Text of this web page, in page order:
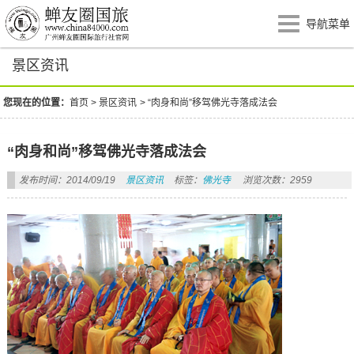
导航菜单
景区资讯
您现在的位置：首页 >景区资讯 >“肉身和尚”移驾佛光寺落成法会
“肉身和尚”移驾佛光寺落成法会
发布时间：2014/09/19 景区资讯 标签： 佛光寺 浏览次数：2959